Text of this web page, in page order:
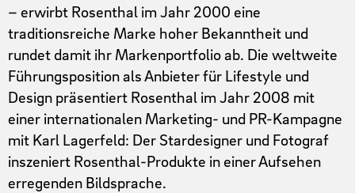
– erwirbt Rosenthal im Jahr 2000 eine
traditionsreiche Marke hoher Bekanntheit und
rundet damit ihr Markenportfolio ab. Die weltweite
Führungsposition als Anbieter für Lifestyle und
Design präsentiert Rosenthal im Jahr 2008 mit
einer internationalen Marketing- und PR-Kampagne
mit Karl Lagerfeld: Der Stardesigner und Fotograf
inszeniert Rosenthal-Produkte in einer Aufsehen
erregenden Bildsprache.